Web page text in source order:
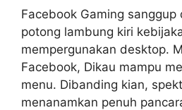
Facebook Gaming sanggup
potong lambung kiri
mempergunakan desktop.
Facebook, Dikau mampu
menu. Dibanding kian,
menanamkan penuh